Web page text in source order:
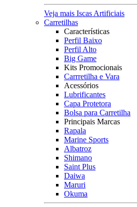
Veja mais Iscas Artificiais
Carretilhas
Características
Perfil Baixo
Perfil Alto
Big Game
Kits Promocionais
Carrretilha e Vara
Acessórios
Lubrificantes
Capa Protetora
Bolsa para Carretilha
Principais Marcas
Rapala
Marine Sports
Albatroz
Shimano
Saint Plus
Daiwa
Maruri
Okuma